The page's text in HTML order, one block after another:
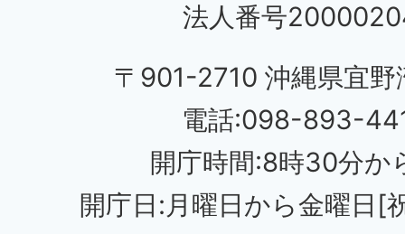
法人番号
〒901-2710 沖縄県宜野
電話:098-893-
開庁時間:8時30分か
開庁日:月曜日から金曜日[